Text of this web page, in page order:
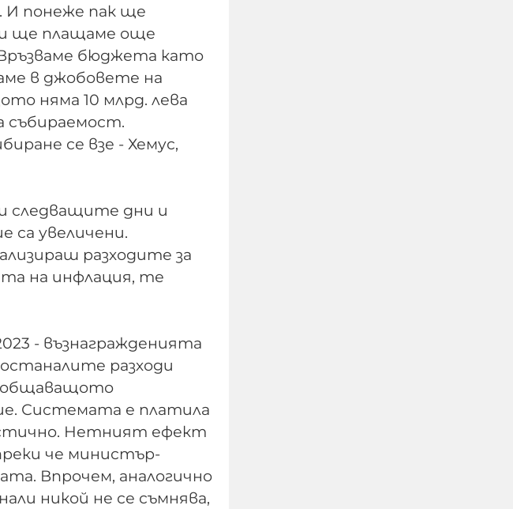
И понеже пак ще
и ще плащаме още
Връзваме бюджета като
в джобовете на
няма 10 млрд. лева
събираемост.
се взе - Хемус,
следващите дни и
са увеличени.
разходите за
на инфлация, те
- възнагражденията
разходи
Системата е платила
Нетният ефект
че министър-
Впрочем, аналогично
никой не се съмнява,